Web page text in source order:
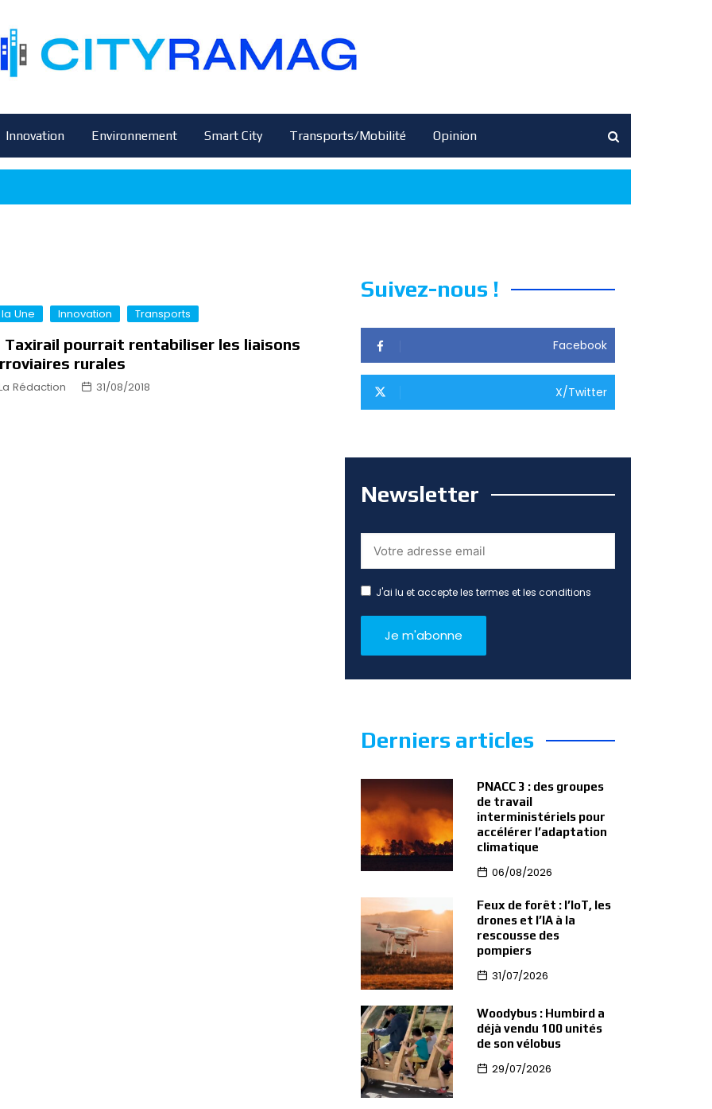
Innovation Environnement Smart City Transports/Mobilité Opinion
Une Innovation Transports
Taxirail pourrait rentabiliser les liaisons
rurales
Rédaction 31/08/2018
Suivez-nous !
Facebook
X/Twitter
Newsletter
J'ai lu et accepte les termes et les conditions
Derniers articles
PNACC 3 : des groupes
de travail
interministériels pour
accélérer l’adaptation
climatique
06/08/2026
Feux de forêt : l’IoT, les
drones et l’IA à la
rescousse des
pompiers
31/07/2026
Woodybus : Humbird a
déjà vendu 100 unités
de son vélobus
29/07/2026